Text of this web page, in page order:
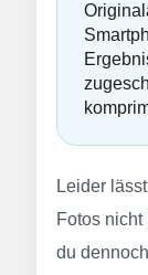
Leider
Fotos
du